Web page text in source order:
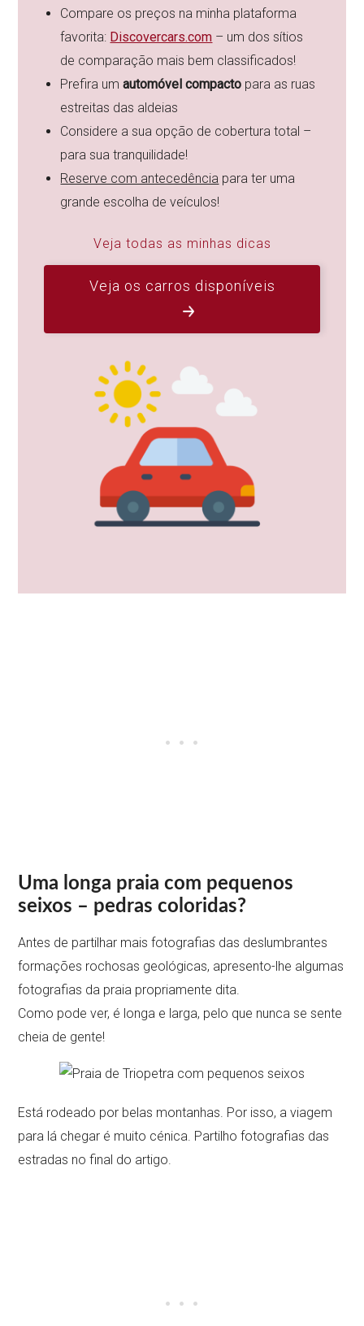
Compare os preços na minha plataforma
favorita: Discovercars.com – um dos sítios
de comparação mais bem classificados!
Prefira umautomóvel compacto para as ruas
estreitas das aldeias
Considere a sua opção de cobertura total –
para sua tranquilidade!
Reserve com antecedência para ter uma
grande escolha de veículos!
Veja todas as minhas dicas
Veja os carros disponíveis
Uma longa praia com pequenos
seixos – pedras coloridas?
Antes de partilhar mais fotografias das deslumbrantes
formações rochosas geológicas, apresento-lhe algumas
fotografias da praia propriamente dita.
Como pode ver, é longa e larga, pelo que nunca se sente
cheia de gente!
Está rodeado por belas montanhas. Por isso, a viagem
para lá chegar é muito cénica. Partilho fotografias das
estradas no final do artigo.